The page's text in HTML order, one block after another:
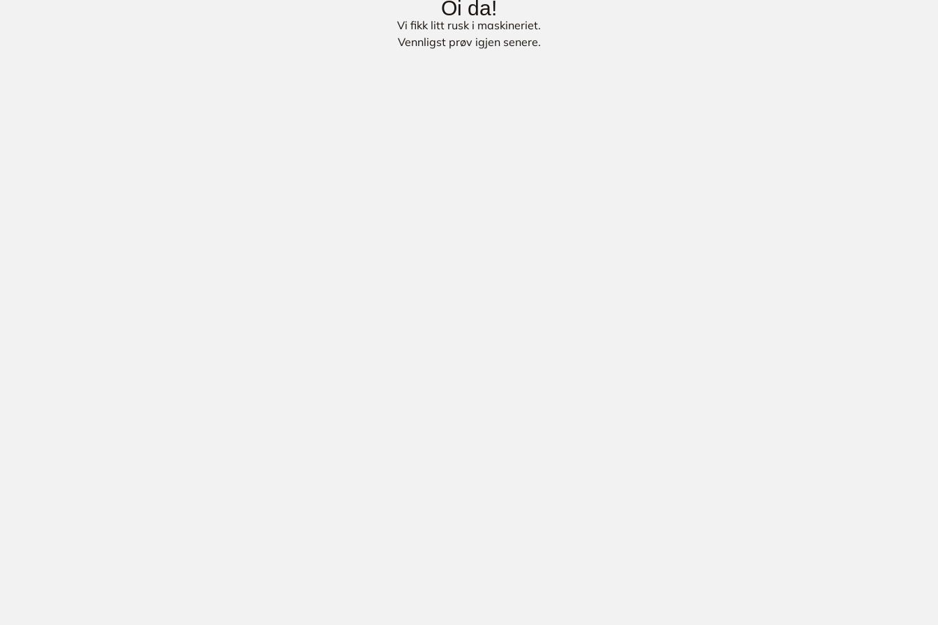
Oi da!
Vi fikk litt rusk i maskineriet.
Vennligst prøv igjen senere.